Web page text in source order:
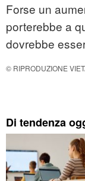
Forse un
porterebbe a
dovrebbe
© RIPRODUZIONE
Di tendenza